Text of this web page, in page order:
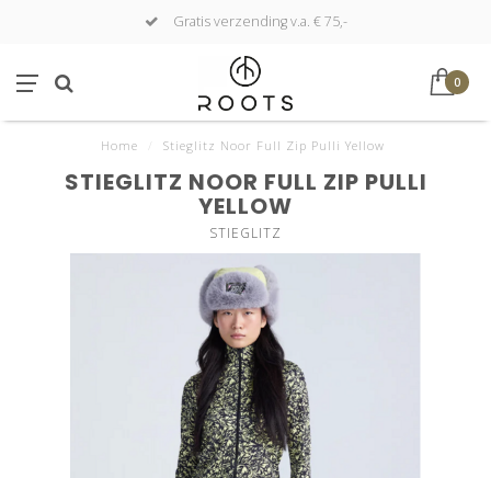
Gratis verzending v.a. € 75,-
0
Home Stieglitz Noor Full Zip Pulli Yellow
STIEGLITZ NOOR FULL ZIP PULLI
YELLOW
STIEGLITZ